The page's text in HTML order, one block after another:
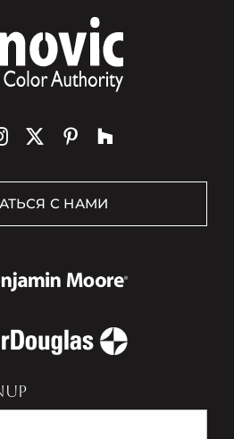
С НАМИ